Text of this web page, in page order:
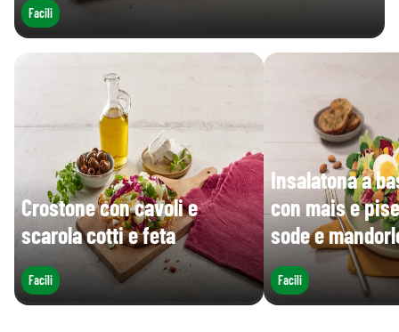
Facili
Crostone con cavoli e
scarola cotti e feta
Facili
Insalatona a
con mais e
sode e
Facili